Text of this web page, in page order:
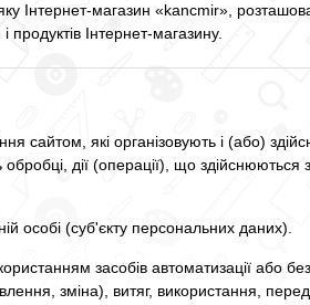
яку Інтернет-магазин «kancmir»,
Інтернет-магазину.
сайтом, які організовують і (або)
дії (операції), що здійснюються
особі (суб'єкту персональних даних).
засобів автоматизації або
зміна), витяг, використання,